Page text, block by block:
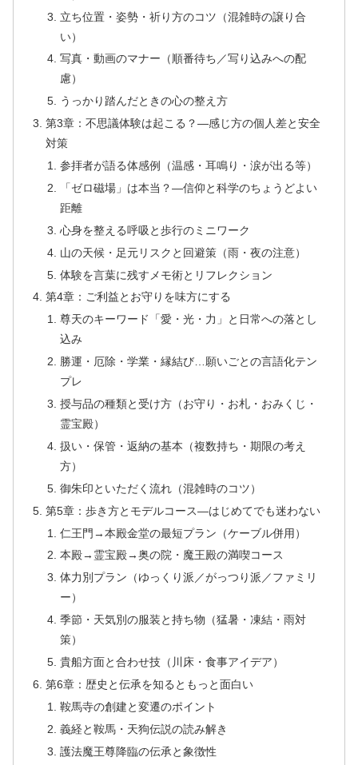
立ち位置・姿勢・祈り方のコツ（混雑時の譲り合
い）
写真・動画のマナー（順番待ち／写り込みへの配
慮）
うっかり踏んだときの心の整え方
第3章：不思議体験は起こる？—感じ方の個人差と安全
対策
参拝者が語る体感例（温感・耳鳴り・涙が出る等）
「ゼロ磁場」は本当？—信仰と科学のちょうどよい
距離
心身を整える呼吸と歩行のミニワーク
山の天候・足元リスクと回避策（雨・夜の注意）
体験を言葉に残すメモ術とリフレクション
第4章：ご利益とお守りを味方にする
尊天のキーワード「愛・光・力」と日常への落とし
込み
勝運・厄除・学業・縁結び…願いごとの言語化テン
プレ
授与品の種類と受け方（お守り・お札・おみくじ・
霊宝殿）
扱い・保管・返納の基本（複数持ち・期限の考え
方）
御朱印といただく流れ（混雑時のコツ）
第5章：歩き方とモデルコース—はじめてでも迷わない
仁王門→本殿金堂の最短プラン（ケーブル併用）
本殿→霊宝殿→奥の院・魔王殿の満喫コース
体力別プラン（ゆっくり派／がっつり派／ファミリ
ー）
季節・天気別の服装と持ち物（猛暑・凍結・雨対
策）
貴船方面と合わせ技（川床・食事アイデア）
第6章：歴史と伝承を知るともっと面白い
鞍馬寺の創建と変遷のポイント
義経と鞍馬・天狗伝説の読み解き
護法魔王尊降臨の伝承と象徴性